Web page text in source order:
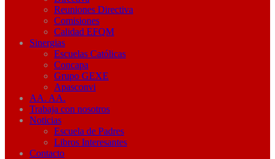
Reuniones Directiva
Comisiones
Calidad EFQM
Sinergias
Escuelas Católicas
Concapa
Grupo GEXE
Apasconvi
AA. AA.
Trabaja con nosotros
Noticias
Escuela de Padres
Libros Interesantes
Contacto